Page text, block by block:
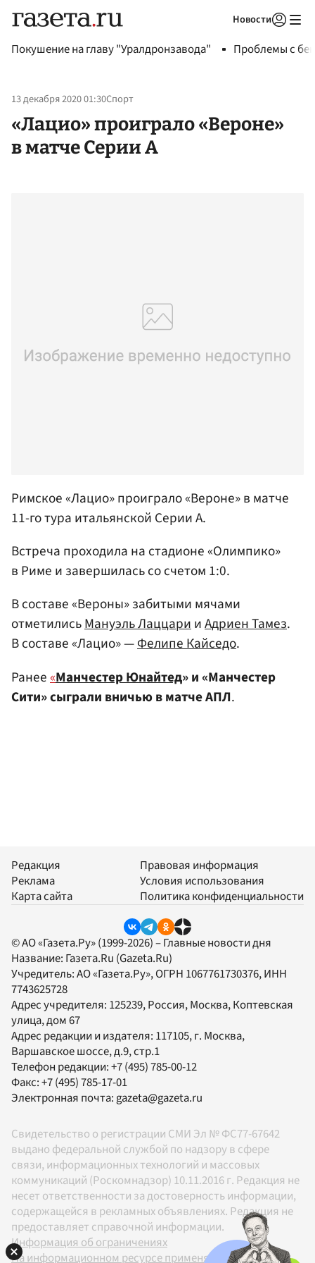
Новости
Покушение на главу "Уралдронзавода" Проблемы с
13 декабря 2020 01:30Спорт
«Лацио» проиграло «Вероне»
в матче Серии A
Римское «Лацио» проиграло «Вероне» в матче
11-го тура итальянской Серии A.
Встреча проходила на стадионе «Олимпико»
в Риме и завершилась со счетом 1:0.
В составе «Вероны» забитыми мячами
отметилисьМануэль ЛаццарииАдриен Тамез.
В составе «Лацио» —Фелипе Кайседо.
Ранее«Манчестер Юнайтед» и «Манчестер
Сити» сыграли вничью в матче АПЛ.
Редакция
Реклама
Карта сайта
Правовая информация
Условия использования
Политика конфиденциальности
© АО «Газета.Ру» (1999-2026) – Главные новости дня
Название: Газета.Ru (Gazeta.Ru)
Учредитель:АО «Газета.Ру», ОГРН 1067761730376, ИНН
7743625728
Адрес учредителя: 125239, Россия, Москва, Коптевская
улица, дом 67
Адрес редакции и издателя: 117105, г. Москва,
Варшавское шоссе, д.9, стр.1
Телефон редакции:+7 (495) 785-00-12
Факс:+7 (495) 785-17-01
Электронная почта:gazeta@gazeta.ru
Свидетельство о регистрации СМИ Эл № ФС77-67642
выдано федеральной службой по надзору в сфере
связи, информационных технологий и массовых
коммуникаций (Роскомнадзор) 10.11.2016 г. Редакция не
несет ответственности за достоверность информации,
содержащейся в рекламных объявлениях. Редакция не
предоставляет справочной информации.
Информация об ограничениях
На информационном ресурсе применяются